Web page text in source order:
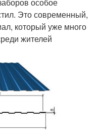
особое
Это современный,
который уже много
жителей